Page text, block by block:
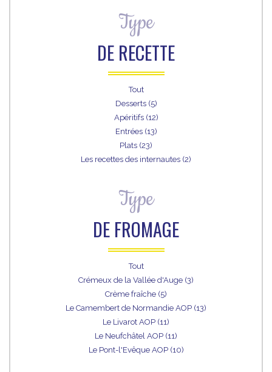
Type
DE RECETTE
Tout
Desserts (5)
Apéritifs (12)
Entrées (13)
Plats (23)
Les recettes des internautes (2)
Type
DE FROMAGE
Tout
Crémeux de la Vallée d'Auge (3)
Crème fraîche (5)
Le Camembert de Normandie AOP (13)
Le Livarot AOP (11)
Le Neufchâtel AOP (11)
Le Pont-l'Evêque AOP (10)